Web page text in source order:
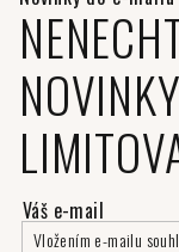
Vložením e-mailu